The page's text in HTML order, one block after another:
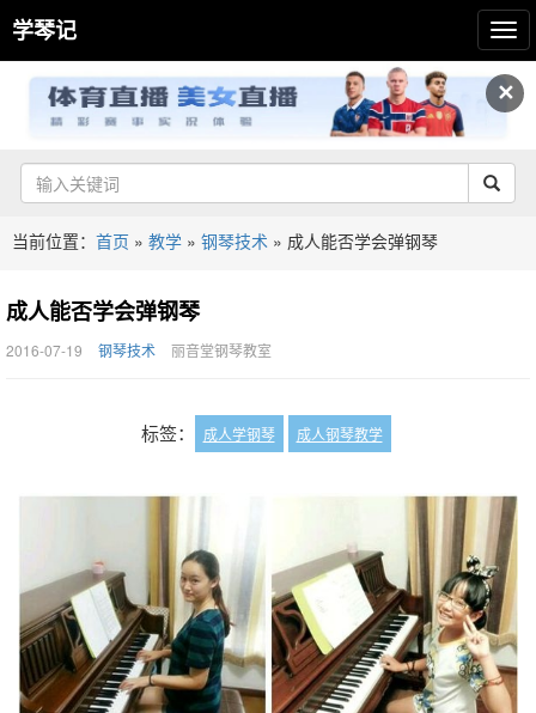
✕
学琴记
当前位置： 首页 » 教学 » 钢琴技术 » 成人能否学会弹钢琴
成人能否学会弹钢琴
2016-07-19 钢琴技术 丽音堂钢琴教室
标签： 成人学钢琴 成人钢琴教学